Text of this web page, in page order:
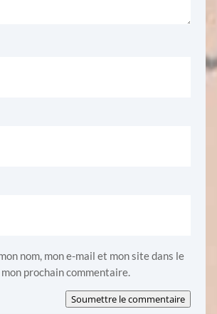
nom, mon e-mail et mon site dans le
prochain commentaire.
Soumettre le commentaire